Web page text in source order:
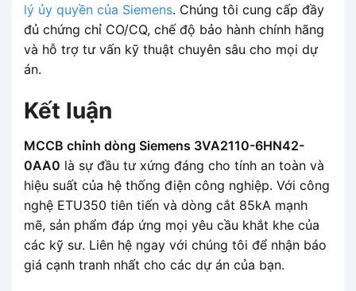
lý ủy quyền của Siemens. Chúng tôi cung cấp đầy
đủ chứng chỉ CO/CQ, chế độ bảo hành chính hãng
và hỗ trợ tư vấn kỹ thuật chuyên sâu cho mọi dự
án.
Kết luận
MCCB chỉnh dòng Siemens 3VA2110-6HN42-
0AA0 là sự đầu tư xứng đáng cho tính an toàn và
hiệu suất của hệ thống điện công nghiệp. Với công
nghệ ETU350 tiên tiến và dòng cắt 85kA mạnh
mẽ, sản phẩm đáp ứng mọi yêu cầu khắt khe của
các kỹ sư. Liên hệ ngay với chúng tôi để nhận báo
giá cạnh tranh nhất cho các dự án của bạn.